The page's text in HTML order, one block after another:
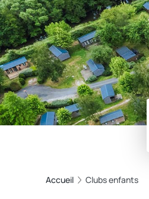
Accueil Clubs enfants